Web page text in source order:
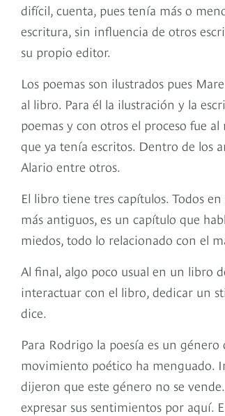
difícil, cuenta, pues tenía más o
escritura, sin influencia de otros
su propio editor.
Los poemas son ilustrados pues
al libro. Para él la ilustración y la
poemas y con otros el proceso fue
que ya tenía escritos. Dentro de los
Alario entre otros.
El libro tiene tres capítulos. Todos
más antiguos, es un capítulo que
miedos, todo lo relacionado con el
Al final, algo poco usual en un libro
interactuar con el libro, dedicar un
dice.
Para Rodrigo la poesía es un
movimiento poético ha menguado.
dijeron que este género no se
expresar sus sentimientos por aquí.